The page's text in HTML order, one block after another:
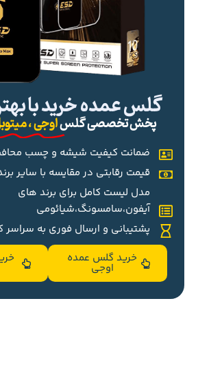
گلس عمده خرید با
پخش تخصصی گلساوجی ،
ضمانت کیفیت شیشه و چسب
قیمت رقابتی در مقایسه با سایر
مدل لیست کامل برای برند های
آیفون،سامسونگ،شیائومی
پشتیبانی و ارسال فوری به سراسر
خرید گلس عمده
اوجی